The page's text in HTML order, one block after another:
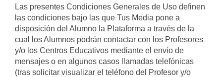
Las presentes Condiciones Generales de Uso definen
las condiciones bajo las que Tus Media pone a
disposición del Alumno la Plataforma a través de la
cual los Alumnos podrán contactar con los Profesores
y/o los Centros Educativos mediante el envío de
mensajes o en algunos casos llamadas telefónicas
(tras solicitar visualizar el teléfono del Profesor y/o